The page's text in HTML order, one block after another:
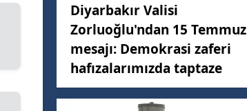
Diyarbakır Valisi
Zorluoğlu'ndan 15 Temmuz
mesajı: Demokrasi zaferi
hafızalarımızda taptaze